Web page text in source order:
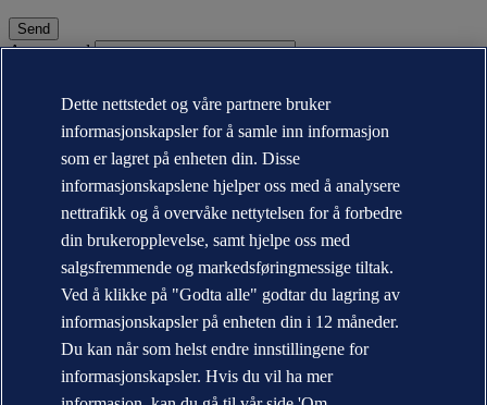
A password
Bærekraft
Nyheter og media
Årsrapport
Kontakt DNV
Finn våre kontorer
Personvernerklæring
Betingelser for bruk (Terms of Use)
Copyright © DNV AS 2026
Informasjonskapsler
Dette nettstedet og våre partnere bruker
informasjonskapsler for å samle inn informasjon
som er lagret på enheten din. Disse
informasjonskapslene hjelper oss med å analysere
nettrafikk og å overvåke nettytelsen for å forbedre
din brukeropplevelse, samt hjelpe oss med
salgsfremmende og markedsføringmessige tiltak.
Ved å klikke på "Godta alle" godtar du lagring av
informasjonskapsler på enheten din i 12 måneder.
Du kan når som helst endre innstillingene for
informasjonskapsler. Hvis du vil ha mer